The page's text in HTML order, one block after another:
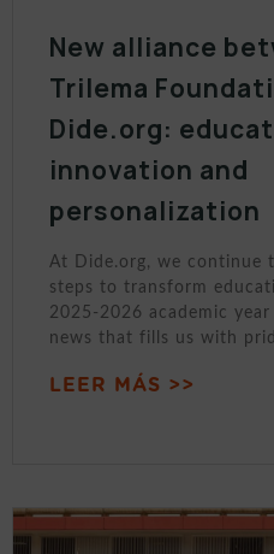
New alliance
Trilema
Dide.org:
innovation and
personalization
At Dide.org, we continue
steps to transform
2025-2026 academic
news that fills us with
LEER MÁS >>